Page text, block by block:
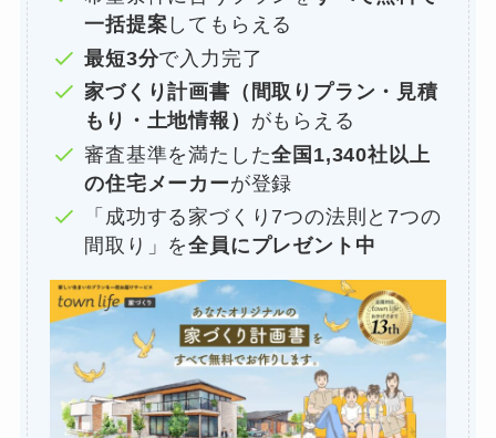
一括提案 してもらえる
最短3分で入力完了
家づくり計画書（間取りプラン・見積
もり・土地情報） がもらえる
審査基準を満たした全国1,340社以上
の住宅メーカーが登録
「成功する家づくり7つの法則と7つの
間取り」を全員にプレゼント中